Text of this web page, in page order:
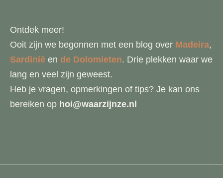
Ontdek meer!
Ooit zijn we begonnen met een blog over Madeira,
Sardinië en de Dolomieten. Drie plekken waar we
lang en veel zijn geweest.
Heb je vragen, opmerkingen of tips? Je kan ons
bereiken op hoi@waarzijnze.nl